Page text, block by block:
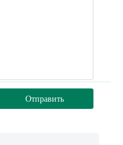
Отправить